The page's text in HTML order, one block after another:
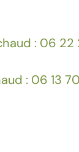
: 06
: 06 13